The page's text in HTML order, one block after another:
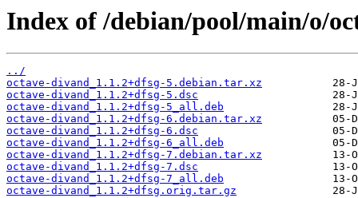
Index of /debian/pool/main/o/
../
octave-divand_1.1.2+dfsg-5.debian.tar.xz
octave-divand_1.1.2+dfsg-5.dsc
octave-divand_1.1.2+dfsg-5_all.deb
octave-divand_1.1.2+dfsg-6.debian.tar.xz
octave-divand_1.1.2+dfsg-6.dsc
octave-divand_1.1.2+dfsg-6_all.deb
octave-divand_1.1.2+dfsg-7.debian.tar.xz
octave-divand_1.1.2+dfsg-7.dsc
octave-divand_1.1.2+dfsg-7_all.deb
octave-divand_1.1.2+dfsg.orig.tar.gz